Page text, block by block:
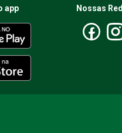
app Nossas